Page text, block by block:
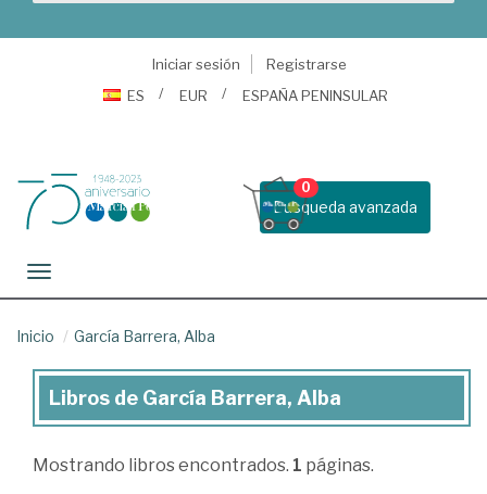
Iniciar sesión
Registrarse
ES
EUR ESPAÑA PENINSULAR
Busqueda avanzada
0
Toggle navigation
Inicio García Barrera, Alba
Libros
García
Libros de García Barrera, Alba
Mostrando libros encontrados. 1 páginas.